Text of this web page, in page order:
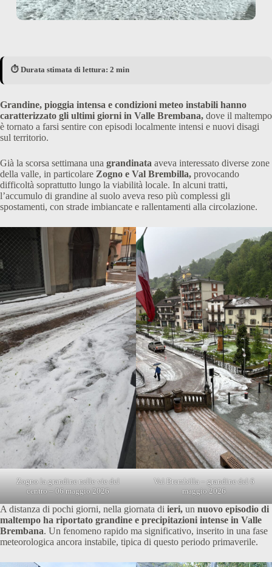
⏱️ Durata stimata di lettura: 2 min
Grandine, pioggia intensa e condizioni meteo instabili hanno
caratterizzato gli ultimi giorni in Valle Brembana, dove il maltempo
è tornato a farsi sentire con episodi localmente intensi e nuovi disagi
sul territorio.
Già la scorsa settimana una grandinata aveva interessato diverse zone
della valle, in particolare Zogno e Val Brembilla, provocando
difficoltà soprattutto lungo la viabilità locale. In alcuni tratti,
l’accumulo di grandine al suolo aveva reso più complessi gli
spostamenti, con strade imbiancate e rallentamenti alla circolazione.
Zogno la grandine nelle vie del
centro – 06 maggio 2026
Val Brembilla – grandine del 6
maggio 2026
A distanza di pochi giorni, nella giornata di ieri, un nuovo episodio di
maltempo ha riportato grandine e precipitazioni intense in Valle
Brembana. Un fenomeno rapido ma significativo, inserito in una fase
meteorologica ancora instabile, tipica di questo periodo primaverile.